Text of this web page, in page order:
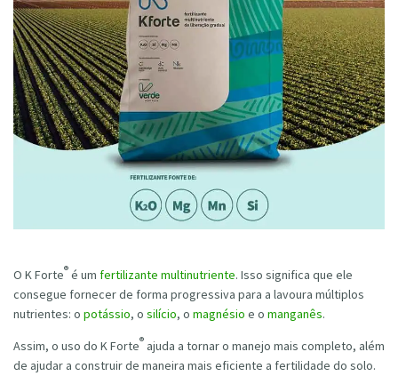
O K Forte® é um fertilizante multinutriente. Isso significa que ele
consegue fornecer de forma progressiva para a lavoura múltiplos
nutrientes: o potássio, o silício, o magnésio e o manganês.
Assim, o uso do K Forte® ajuda a tornar o manejo mais completo, além
de ajudar a construir de maneira mais eficiente a fertilidade do solo.